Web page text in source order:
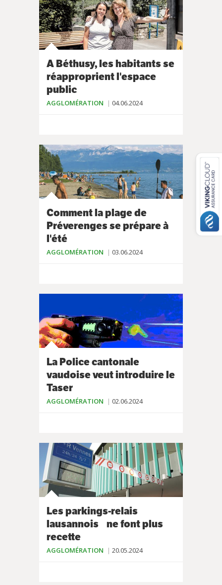
A Béthusy, les habitants se
réapproprient l'espace
public
AGGLOMÉRATION 04.06.2024
Comment la plage de
Préverenges se prépare à
l'été
AGGLOMÉRATION 03.06.2024
La Police cantonale
vaudoise veut introduire le
Taser
AGGLOMÉRATION 02.06.2024
Les parkings-relais
lausannois ne font plus
recette
AGGLOMÉRATION 20.05.2024